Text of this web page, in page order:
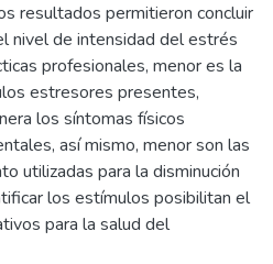
resultados permitieron concluir
nivel de intensidad del estrés
profesionales, menor es la
estresores presentes,
los síntomas físicos
así mismo, menor son las
utilizadas para la disminución
los estímulos posibilitan el
para la salud del